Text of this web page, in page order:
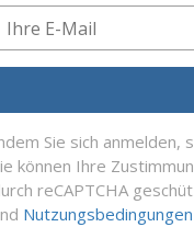
Sie sich anmelden,
können Ihre
reCAPTCHA
Nutzungsbedingungen